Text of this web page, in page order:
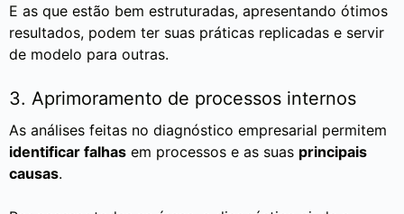
E as que estão bem estruturadas, apresentando ótimos
resultados, podem ter suas práticas replicadas e servir
de modelo para outras.
3. Aprimoramento de processos internos
As análises feitas no diagnóstico empresarial permitem
identificar falhas em processos e as suas principais
causas.